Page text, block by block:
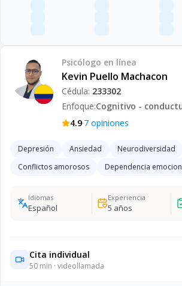
Psicólogo en línea
Kevin Puello Machacon
Cédula: 233302
Enfoque:Cognitivo -
4.9·7 opiniones
Depresión Ansiedad
Neurodiversidad
Conflictos amorosos
Dependencia
Idiomas
Español
Experiencia
5 años
Cita individual
50 min · videollamada